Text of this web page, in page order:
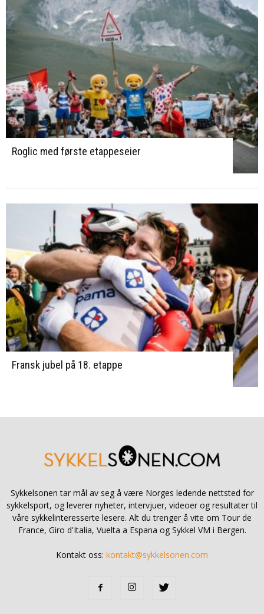
Roglic med første etappeseier
Fransk jubel på 18. etappe
Sykkelsonen tar mål av seg å være Norges ledende nettsted for
sykkelsport, og leverer nyheter, intervjuer, videoer og resultater til
våre sykkelinteresserte lesere. Alt du trenger å vite om Tour de
France, Giro d'Italia, Vuelta a Espana og Sykkel VM i Bergen.
Kontakt oss: kontakt@sykkelsonen.com